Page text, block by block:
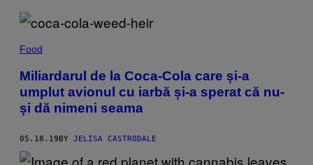
Food
Miliardarul de la Coca-Cola care și-a
umplut avionul cu iarbă și-a sperat că nu-
și dă nimeni seama
05.18.19 BY JELISA CASTRODALE